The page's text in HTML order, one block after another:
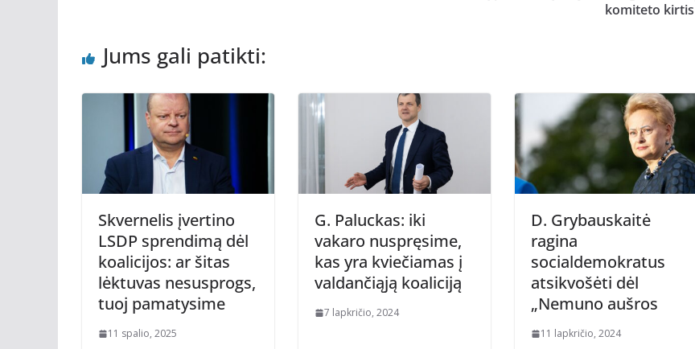
komiteto kirtis
Jums gali patikti:
Skvernelis įvertino
LSDP sprendimą dėl
koalicijos: ar šitas
lėktuvas nesusprogs,
tuoj pamatysime
11 spalio, 2025
G. Paluckas: iki
vakaro nuspręsime,
kas yra kviečiamas į
valdančiąją koaliciją
7 lapkričio, 2024
D. Grybauskaitė
ragina
socialdemokratus
atsikvošėti dėl
„Nemuno aušros
11 lapkričio, 2024